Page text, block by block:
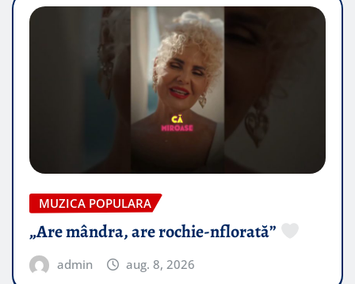
MUZICA POPULARA
„Are mândra, are rochie-nflorată”
admin aug. 8, 2026